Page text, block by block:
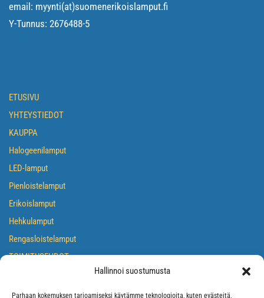
Hallinnoi suostumusta
Parhaan kokemuksen tarjoamiseksi käytämme teknologioita, kuten evästeitä,
email: myynti(at)suomenerikoislamput.fi
Y-Tunnus: 2676488-5
ETUSIVU
YHTEYSTIEDOT
KAUPPA
Halogeenilamput
LED-lamput
Pienloistelamput
Erikoislamput
Hehkulamput
Rengasloistelamput
TOIMITUSEHDOT
EVÄSTEKÄYTÄNTÖ